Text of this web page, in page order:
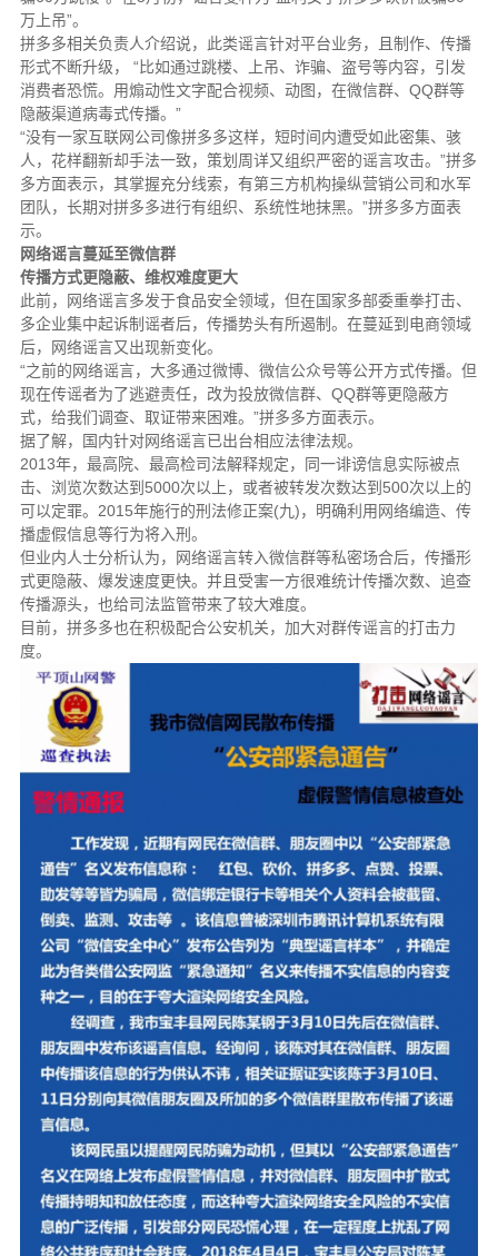
万上吊”。
拼多多相关负责人介绍说，此类谣言针对平台业务，且制作、传播
形式不断升级， “比如通过跳楼、上吊、诈骗、盗号等内容，引发
消费者恐慌。用煽动性文字配合视频、动图，在微信群、QQ群等
隐蔽渠道病毒式传播。”
“没有一家互联网公司像拼多多这样，短时间内遭受如此密集、骇
人，花样翻新却手法一致，策划周详又组织严密的谣言攻击。”拼多
多方面表示，其掌握充分线索，有第三方机构操纵营销公司和水军
团队，长期对拼多多进行有组织、系统性地抹黑。”拼多多方面表
示。
网络谣言蔓延至微信群
传播方式更隐蔽、维权难度更大
此前，网络谣言多发于食品安全领域，但在国家多部委重拳打击、
多企业集中起诉制谣者后，传播势头有所遏制。在蔓延到电商领域
后，网络谣言又出现新变化。
“之前的网络谣言，大多通过微博、微信公众号等公开方式传播。但
现在传谣者为了逃避责任，改为投放微信群、QQ群等更隐蔽方
式，给我们调查、取证带来困难。”拼多多方面表示。
据了解，国内针对网络谣言已出台相应法律法规。
2013年，最高院、最高检司法解释规定，同一诽谤信息实际被点
击、浏览次数达到5000次以上，或者被转发次数达到500次以上的
可以定罪。2015年施行的刑法修正案(九)，明确利用网络编造、传
播虚假信息等行为将入刑。
但业内人士分析认为，网络谣言转入微信群等私密场合后，传播形
式更隐蔽、爆发速度更快。并且受害一方很难统计传播次数、追查
传播源头，也给司法监管带来了较大难度。
目前，拼多多也在积极配合公安机关，加大对群传谣言的打击力
度。